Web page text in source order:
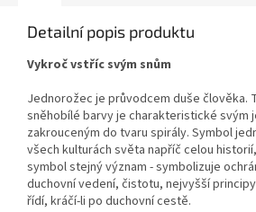
Detailní popis produktu
Vykroč vstříc svým snům
Jednorožec je průvodcem duše člověka.
sněhobílé barvy je charakteristické svým
zakrouceným do tvaru spirály. Symbol
všech kulturách světa napříč celou
symbol stejný význam - symbolizuje
duchovní vedení, čistotu, nejvyšší
řídí, kráčí-li po duchovní cestě.